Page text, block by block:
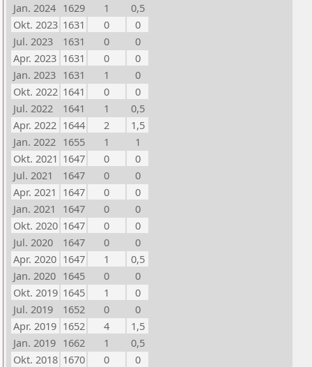
Jan. 2024 1629 1
0,5
Okt. 2023 1631 0
0
Jul. 2023
1631 0
0
Apr. 2023 1631 0
0
Jan. 2023 1631 1
0
Okt. 2022 1641 0
0
Jul. 2022
1641 1
0,5
Apr. 2022 1644 2
1,5
Jan. 2022 1655 1
1
Okt. 2021 1647 0
0
Jul. 2021
1647 0
0
Apr. 2021 1647 0
0
Jan. 2021
1647 0
0
Okt. 2020 1647 0
0
Jul. 2020
1647 0
0
Apr. 2020 1647 1
0,5
Jan. 2020 1645 0
0
Okt. 2019 1645 1
0
Jul. 2019
1652 0
0
Apr. 2019 1652 4
1,5
Jan. 2019 1662 1
0,5
Okt. 2018 1670 0
0